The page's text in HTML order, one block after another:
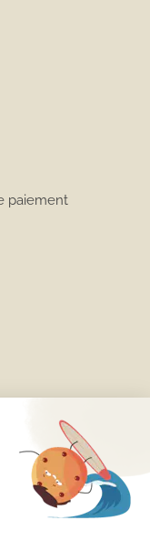
paiement